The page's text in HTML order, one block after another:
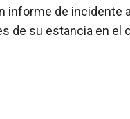
informe de incidente
de su estancia en el